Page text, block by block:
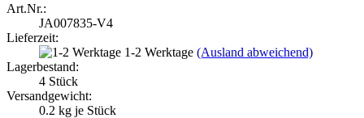
Art.Nr.:
JA007835-V4
Lieferzeit:
1-2 Werktage (Ausland abweichend)
Lagerbestand:
4 Stück
Versandgewicht:
0.2 kg je Stück